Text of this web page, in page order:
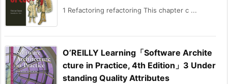
1 Refactoring refactoring This chapter c ...
O’REILLY Learning「Software Archite
cture in Practice, 4th Edition」3 Under
standing Quality Attributes